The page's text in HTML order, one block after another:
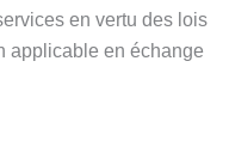
en vertu des lois
applicable en échange